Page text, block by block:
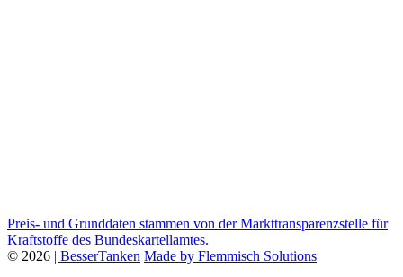
Preis- und Grunddaten stammen von der Markttransparenzstelle für
Kraftstoffe des Bundeskartellamtes.
© 2026 | BesserTanken Made by Flemmisch Solutions